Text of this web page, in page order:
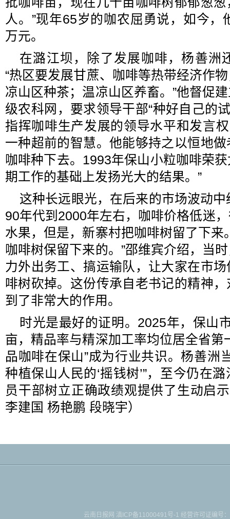
人。”现年65岁的咖农屈勇说，如今
万元。
在潞江坝，除了发展咖啡，杨善洲
“热区要发展甘蔗、咖啡等热带经济作
凉山区种茶；温凉山区养畜。”他督促
级农科网，要求领导干部“种好自己的
指挥咖啡生产发展的领导水平和发言
一种超前的智慧。他能够持之以恒地
咖啡种下去。1993年保山小粒咖啡荣
期工作的基础上发扬光大的结果。”
这种长远眼光，在后来的市场波动
90年代到2000年左右，咖啡价格低迷
水果，但是，新寨村把咖啡树留了下来
咖啡树保留下来的。”邵维宾介绍，当
力外出务工、搞运输队，让大家在市
啡树砍掉。这份传承自老书记的精神
到了非常大的作用。
时光是最好的证明。2025年，保山
亩，精品率与精深加工率均位居全省第
品咖啡在保山”成为行业共识。杨善洲
种植保山人民的‘摇钱树’”，至今仍在
员干部树立正确政绩观提供了生动启
李建国 杨艳鹏 段晓宇）
云南日报网 滇ICP备11000491号-1 经营许可证编号